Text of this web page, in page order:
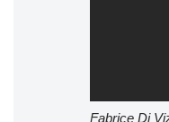
Fabrice Di